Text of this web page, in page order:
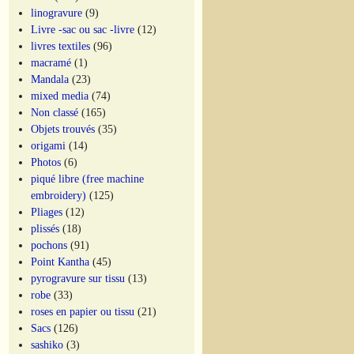
linogravure (9)
Livre -sac ou sac -livre (12)
livres textiles (96)
macramé (1)
Mandala (23)
mixed media (74)
Non classé (165)
Objets trouvés (35)
origami (14)
Photos (6)
piqué libre (free machine
embroidery) (125)
Pliages (12)
plissés (18)
pochons (91)
Point Kantha (45)
pyrogravure sur tissu (13)
robe (33)
roses en papier ou tissu (21)
Sacs (126)
sashiko (3)